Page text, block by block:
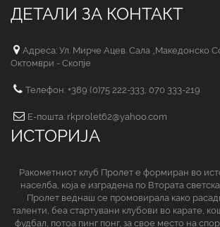
ДЕТАЛИ ЗА КОНТАКТ
Адреса: Ул. Мирче Ацев. Сала „Македонско
Октомври - Скопје
Телефон: +389 (0)75 222-333, 070 333-219
Е-пошта: rkprolet62@yahoo.com
ИСТОРИЈА
Ракометниот клуб Пролет е формиран во
населба, која е изградена по Втората
Пролет веднаш се промовирала како
таленти, беа стартувани клубови во карате,
фудбал, потоа пинг понг, за свое место на